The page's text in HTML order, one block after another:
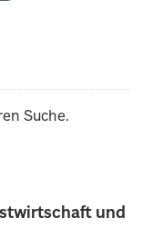
und
Suche.